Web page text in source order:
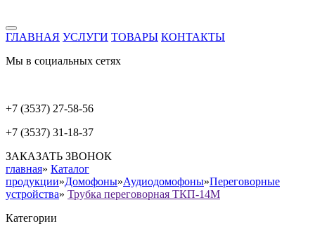
ГЛАВНАЯ УСЛУГИ ТОВАРЫ КОНТАКТЫ
Мы в социальных сетях
+7 (3537) 27-58-56
+7 (3537) 31-18-37
ЗАКАЗАТЬ ЗВОНОК
главная» Каталог
продукции»Домофоны»Аудиодомофоны»Переговорные
устройства» Трубка переговорная ТКП-14М
Категории